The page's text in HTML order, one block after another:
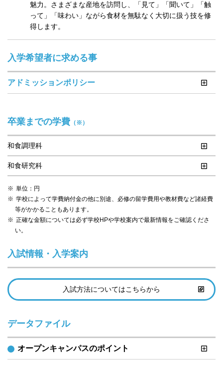
魅力。さまざまな産地を訪問し、「見て」「聞いて」「触
って」「味わい」ながら食材を無駄なく大切に扱う技を修
得します。
入学希望者に求める事
アドミッションポリシー
卒業までの学費 （※）
和食調理科
和食研究科
単位：円
学校によって学費納付金の他に別途、必修の留学費用や教材費など諸経費
等がかかることもあります。
正確な金額については必ず学校HPや学校案内で最新情報をご確認くださ
い。
入試情報・入学案内
入試方法についてはこちらから
データファイル
オープンキャンパスのポイント